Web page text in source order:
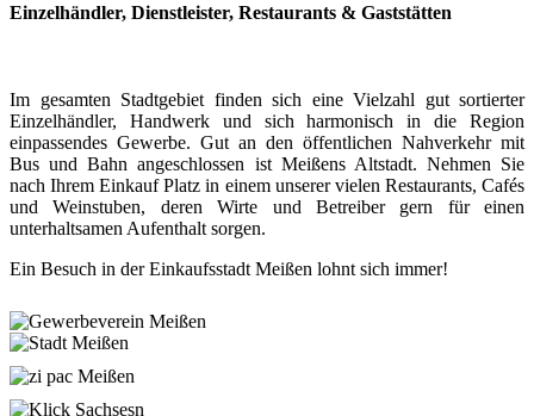
Einzelhändler, Dienstleister, Restaurants & Gaststätten
Im gesamten Stadtgebiet finden sich eine Vielzahl gut sortierter
Einzelhändler, Handwerk und sich harmonisch in die Region
einpassendes Gewerbe. Gut an den öffentlichen Nahverkehr mit
Bus und Bahn angeschlossen ist Meißens Altstadt. Nehmen Sie
nach Ihrem Einkauf Platz in einem unserer vielen Restaurants, Cafés
und Weinstuben, deren Wirte und Betreiber gern für einen
unterhaltsamen Aufenthalt sorgen.
Ein Besuch in der Einkaufsstadt Meißen lohnt sich immer!